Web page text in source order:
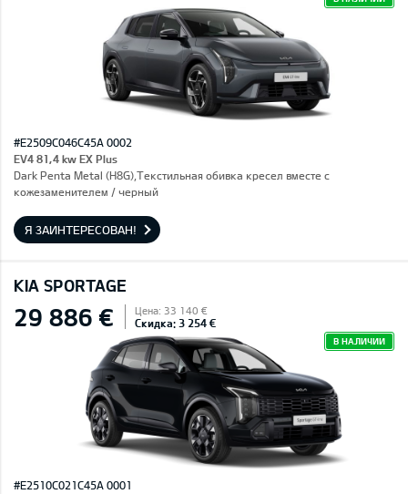
#E2509C046C45A 0002
EV4 81,4 kw EX Plus
Dark Penta Metal (H8G),Текстильная обивка кресел вместе с
кожезаменителем / черный
Я ЗАИНТЕРЕСОВАН!
KIA SPORTAGE
29 886 € Цена: 33 140 €
Скидка: 3 254 €
В НАЛИЧИИ
#E2510C021C45A 0001